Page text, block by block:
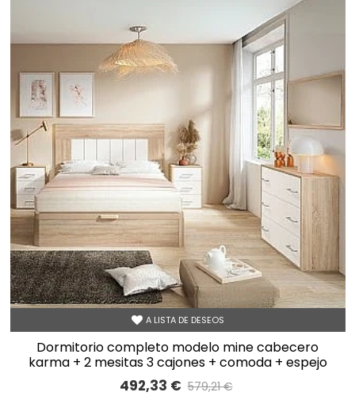
A LISTA DE DESEOS
dormitorio completo modelo mine cabecero
karma + 2 mesitas 3 cajones + comoda + espejo
horizontal
492,33 € 579,21 €